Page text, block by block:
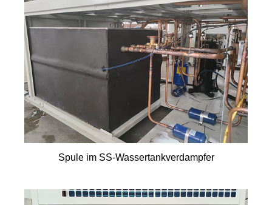
Spule im SS-Wassertankverdampfer